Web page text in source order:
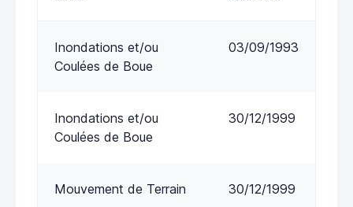
Inondations et/ou
Coulées de Boue
03/09/1993
Inondations et/ou
Coulées de Boue
30/12/1999
Mouvement de Terrain 30/12/1999